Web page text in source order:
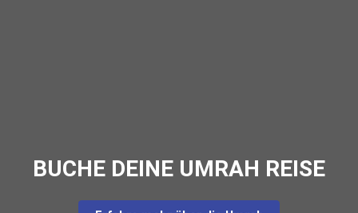
BUCHE DEINE UMRAH REISE